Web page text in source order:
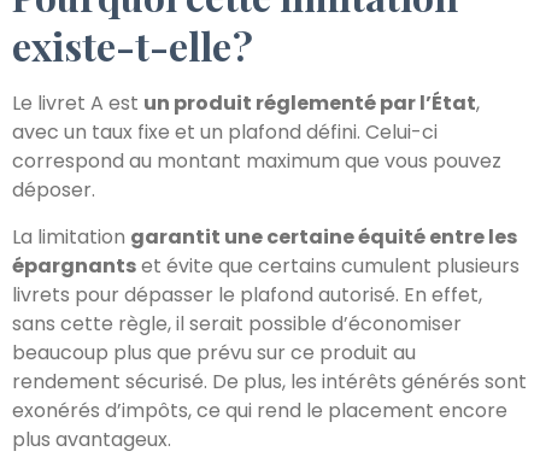
existe-t-elle ?
Le livret A est un produit réglementé par l’État,
avec un taux fixe et un plafond défini. Celui-ci
correspond au montant maximum que vous pouvez
déposer.
La limitation garantit une certaine équité entre les
épargnantset évite que certains cumulent plusieurs
livrets pour dépasser le plafond autorisé. En effet,
sans cette règle, il serait possible d’économiser
beaucoup plus que prévu sur ce produit au
rendement sécurisé. De plus, les intérêts générés sont
exonérés d’impôts, ce qui rend le placement encore
plus avantageux.